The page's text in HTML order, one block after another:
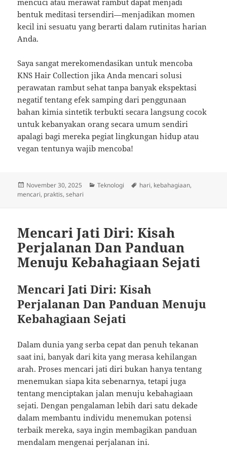
mencuci atau merawat rambut dapat menjadi
bentuk meditasi tersendiri—menjadikan momen
kecil ini sesuatu yang berarti dalam rutinitas harian
Anda.
Saya sangat merekomendasikan untuk mencoba
KNS Hair Collection jika Anda mencari solusi
perawatan rambut sehat tanpa banyak ekspektasi
negatif tentang efek samping dari penggunaan
bahan kimia sintetik terbukti secara langsung cocok
untuk kebanyakan orang secara umum sendiri
apalagi bagi mereka pegiat lingkungan hidup atau
vegan tentunya wajib mencoba!
Posted
on
November 30, 2025 Categories
Teknologi Tags
hari, kebahagiaan,
mencari, praktis,sehari
Mencari Jati Diri: Kisah
Perjalanan Dan Panduan
Menuju Kebahagiaan Sejati
Mencari Jati Diri: Kisah
Perjalanan Dan Panduan Menuju
Kebahagiaan Sejati
Dalam dunia yang serba cepat dan penuh tekanan
saat ini, banyak dari kita yang merasa kehilangan
arah. Proses mencari jati diri bukan hanya tentang
menemukan siapa kita sebenarnya, tetapi juga
tentang menciptakan jalan menuju kebahagiaan
sejati. Dengan pengalaman lebih dari satu dekade
dalam membantu individu menemukan potensi
terbaik mereka, saya ingin membagikan panduan
mendalam mengenai perjalanan ini.